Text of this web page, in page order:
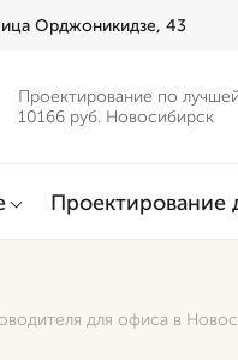
Орджоникидзе, 43
Проектирование по
10166 руб. Новосибирск
Проектирование
для офиса в